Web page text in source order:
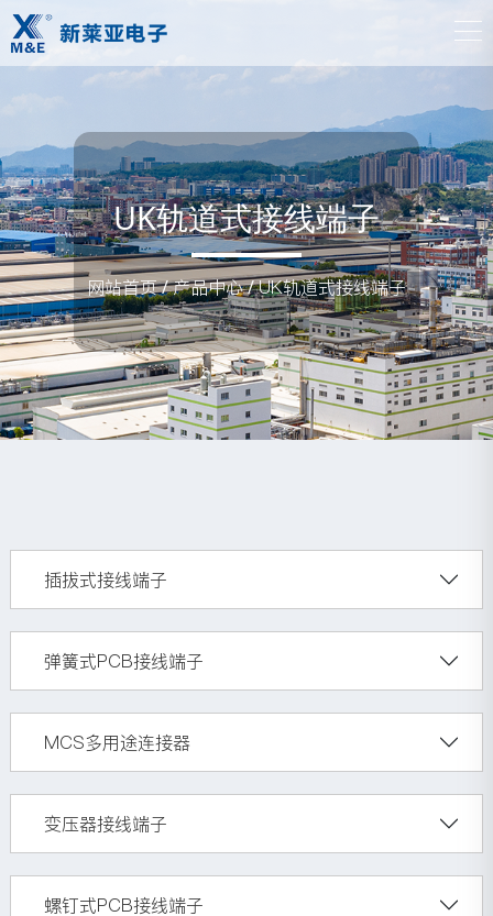
UK轨道式接线端子
网站首页/产品中心/UK轨道式接线端子
插拔式接线端子
弹簧式PCB接线端子
MCS多用途连接器
变压器接线端子
螺钉式PCB接线端子